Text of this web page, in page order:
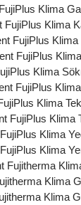
Klima
FujiPlus Klima
FujiPlus Klima
FujiPlus Klima
Klima
FujiPlus
Klima
FujiPlus Klima
Klima
Klima
Fujitherma
Klima
Klima